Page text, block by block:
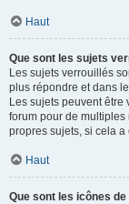
Haut
Que sont les sujets
Les sujets verrouillés
plus répondre et dans
Les sujets peuvent
forum pour de
propres sujets, si cela
Haut
Que sont les icônes de